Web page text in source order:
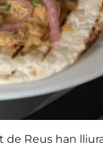
de Reus han